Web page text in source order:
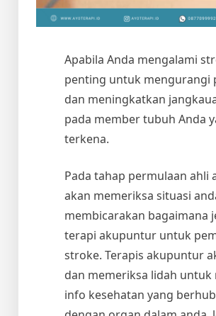
Apabila Anda mengalami
penting untuk mengurangi
dan meningkatkan
pada member tubuh Anda
terkena.
Pada tahap permulaan ahli
akan memeriksa situasi
membicarakan bagaimana
terapi akupuntur untuk
stroke. Terapis akupuntur
dan memeriksa lidah untuk
info kesehatan yang